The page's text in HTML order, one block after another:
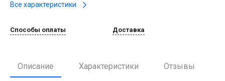
Все характеристики
Способы оплаты Доставка
Описание Характеристики Отзывы